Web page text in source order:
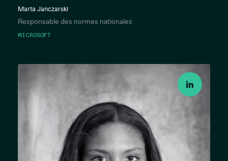
Marta Janczarski
Responsable des normes nationales
MICROSOFT